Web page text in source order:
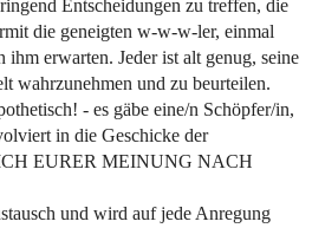
Entscheidungen zu treffen, die
die geneigten w-w-w-ler, einmal
erwarten. Jeder ist alt genug, seine
wahrzunehmen und zu beurteilen.
- es gäbe eine/n Schöpfer/in,
in die Geschicke der
EURER MEINUNG NACH
und wird auf jede Anregung